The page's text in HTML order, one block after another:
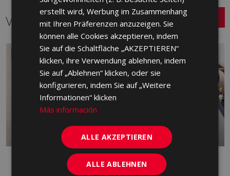
Verwandte Serien
ROT, FEINSTEINZEUG, WEISS
FRONT
FEINSTEINZEUG
erstellt wird, Werbung im Zusammenhang
mit Ihren Präferenzen anzuzeigen. Sie
können alle Cookies akzeptieren, indem
Sie auf die Schaltfläche „AKZEPTIEREN“
klicken, ihre Verwendung ablehnen, indem
Sie auf „Ablehnen“ klicken, oder sie
konfigurieren, indem Sie auf „Weitere
Informationen“ klicken
Más información
ALLE AKZEPTIEREN
ALLE ABLEHNEN